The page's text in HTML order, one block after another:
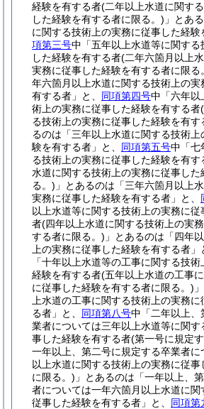
経験を有する者(二年以上水道に関す
した経験を有する者に限る。) 」とあ
に関する技術上の実務に従事した経験
項第三号中「五年以上水道等に関す
した経験を有する者(二年六箇月以上
実務に従事した経験を有する者に限る
年六箇月以上水道に関する技術上の実
有する者」と、 同項第四号中「六年以
術上の実務に従事した経験を有する者
る技術上の実務に従事した経験を有す
るのは「三年以上水道に関する技術
験を有する者」と、 同項第五号中「七
る技術上の実務に従事した経験を有す
水道に関する技術上の実務に従事した
る。) 」とあるのは「三年六箇月以上
実務に従事した経験を有する者」と、
以上水道等に関する技術上の実務に
者(四年以上水道に関する技術上の実
する者に限る。) 」とあるのは「四年
上の実務に従事した経験を有する者」
「十年以上水道等の工事に関する技
経験を有する者(五年以上水道の工事
に従事した経験を有する者に限る。)
上水道の工事に関する技術上の実務
る者」と、 同項第八号中「二年以上、
業者については三年以上水道等に関す
事した経験を有する者(第一号に規定
一年以上、第二号に規定する卒業者に
以上水道に関する技術上の実務に従
に限る。) 」とあるのは「一年以上、
者については一年六箇月以上水道に関
従事した経験を有する者」と、 同項第